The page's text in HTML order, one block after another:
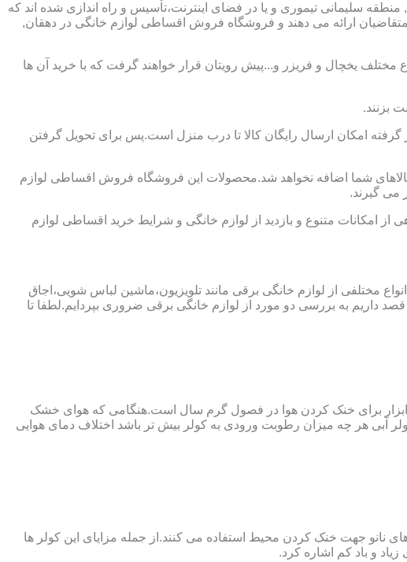
سلیمانی تیموری و یا در فضای اینترنت،تأسیس و راه اندازی شده اند که
ارائه می دهند و فروشگاه فروش اقساطی لوازم خانگی در دهقان,
مختلف یخچال و فریزر و...پیش رویتان قرار خواهند گرفت که با خرید آن ها
بزنند.
امکان ارسال رایگان کالا تا درب منزل است.پس برای تحویل گرفتن
شما اضافه نخواهد شد.محصولات این فروشگاه فروش اقساطی لوازم
می گیرند.
امکانات متنوع و بازدید از لوازم خانگی و شرایط خرید اقساطی لوازم
مختلفی از لوازم خانگی برقی مانند تلویزیون،ماشین لباس شویی،اجاق
داریم به بررسی دو مورد از لوازم خانگی برقی ضروری بپردایم.لطفا تا
برای خنک کردن هوا در فصول گرم سال است.هنگامی که هوای خشک
هر چه میزان رطوبت ورودی به کولر بیش تر باشد اختلاف دمای هوایی
آبی پرتابل از پارچه های نانو جهت خنک کردن محیط استفاده می کنند.از جمله مزایای این کولر ها
و باد کم اشاره کرد.